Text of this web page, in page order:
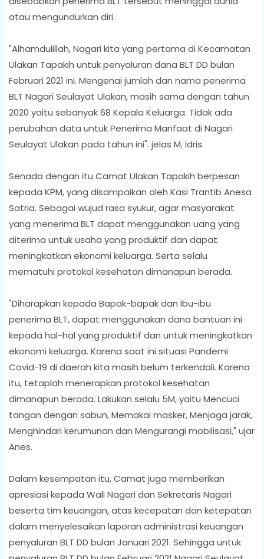
atau mengundurkan diri.
"Alhamdulillah, Nagari kita yang pertama di Kecamatan
Ulakan Tapakih untuk penyaluran dana BLT DD bulan
Februari 2021 ini. Mengenai jumlah dan nama penerima
BLT Nagari Seulayat Ulakan, masih sama dengan tahun
2020 yaitu sebanyak 68 Kepala Keluarga. Tidak ada
perubahan data untuk Penerima Manfaat di Nagari
Seulayat Ulakan pada tahun ini". jelas M. Idris.
Senada dengan itu Camat Ulakan Tapakih berpesan
kepada KPM, yang disampaikan oleh Kasi Trantib Anesa
Satria. Sebagai wujud rasa syukur, agar masyarakat
yang menerima BLT dapat menggunakan uang yang
diterima untuk usaha yang produktif dan dapat
meningkatkan ekonomi keluarga. Serta selalu
mematuhi protokol kesehatan dimanapun berada.
"Diharapkan kepada Bapak-bapak dan Ibu-ibu
penerima BLT, dapat menggunakan dana bantuan ini
kepada hal-hal yang produktif dan untuk meningkatkan
ekonomi keluarga. Karena saat ini situasi Pandemi
Covid-19 di daerah kita masih belum terkendali. Karena
itu, tetaplah menerapkan protokol kesehatan
dimanapun berada. Lakukan selalu 5M, yaitu Mencuci
tangan dengan sabun, Memakai masker, Menjaga jarak,
Menghindari kerumunan dan Mengurangi mobilisasi," ujar
Anes.
Dalam kesempatan itu, Camat juga memberikan
apresiasi kepada Wali Nagari dan Sekretaris Nagari
beserta tim keuangan, atas kecepatan dan ketepatan
dalam menyelesaikan laporan administrasi keuangan
penyaluran BLT DD bulan Januari 2021. Sehingga untuk